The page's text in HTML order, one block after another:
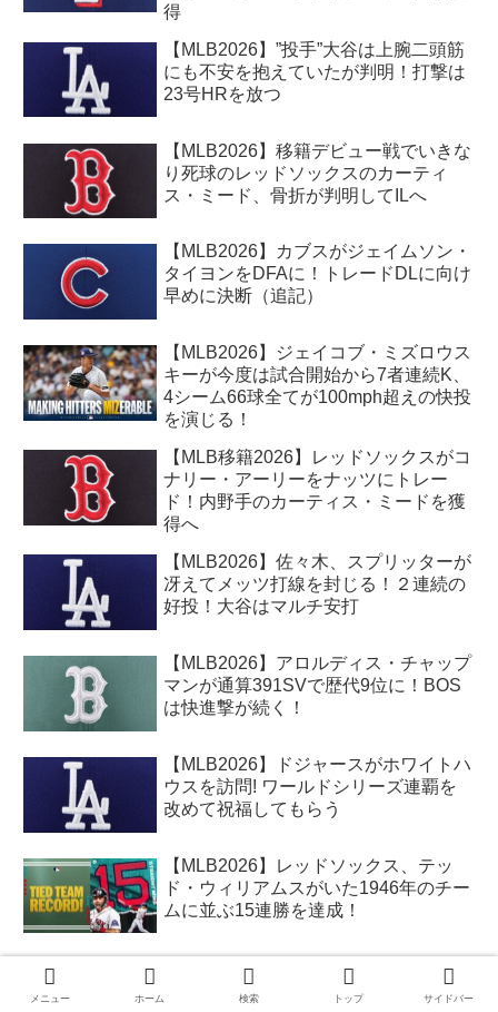
得
【MLB2026】”投手”大谷は上腕二頭筋
にも不安を抱えていたが判明！打撃は
23号HRを放つ
【MLB2026】移籍デビュー戦でいきな
り死球のレッドソックスのカーティ
ス・ミード、骨折が判明してILへ
【MLB2026】カブスがジェイムソン・
タイヨンをDFAに！トレードDLに向け
早めに決断（追記）
【MLB2026】ジェイコブ・ミズロウス
キーが今度は試合開始から7者連続K、
4シーム66球全てが100mph超えの快投
を演じる！
【MLB移籍2026】レッドソックスがコ
ナリー・アーリーをナッツにトレー
ド！内野手のカーティス・ミードを獲
得へ
【MLB2026】佐々木、スプリッターが
冴えてメッツ打線を封じる！２連続の
好投！大谷はマルチ安打
【MLB2026】アロルディス・チャップ
マンが通算391SVで歴代9位に！BOS
は快進撃が続く！
【MLB2026】ドジャースがホワイトハ
ウスを訪問! ワールドシリーズ連覇を
改めて祝福してもらう
【MLB2026】レッドソックス、テッ
ド・ウィリアムスがいた1946年のチー
ムに並ぶ15連勝を達成！
【MLB2026】A’sのジョシュア・クロ
ダ＝グラウアーが精巣打撲後にヒット
メニュー ホーム 検索 トップ サイドバー